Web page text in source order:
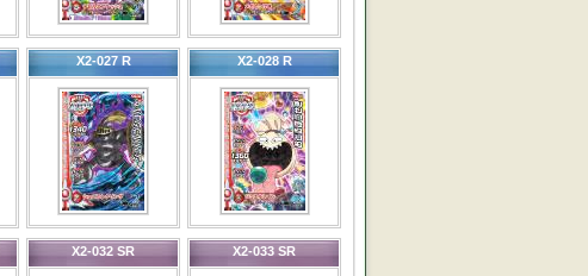
X2-027 R X2-028 R
X2-032 SR X2-033 SR